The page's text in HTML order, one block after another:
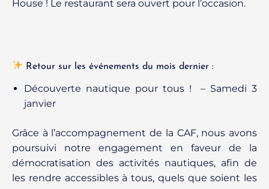
House ! Le restaurant sera ouvert pour l’occasion.
Retour sur les événements du mois dernier :
Découverte nautique pour tous ! – Samedi 3
janvier
Grâce à l’accompagnement de la CAF, nous avons
poursuivi notre engagement en faveur de la
démocratisation des activités nautiques, afin de
les rendre accessibles à tous, quels que soient les